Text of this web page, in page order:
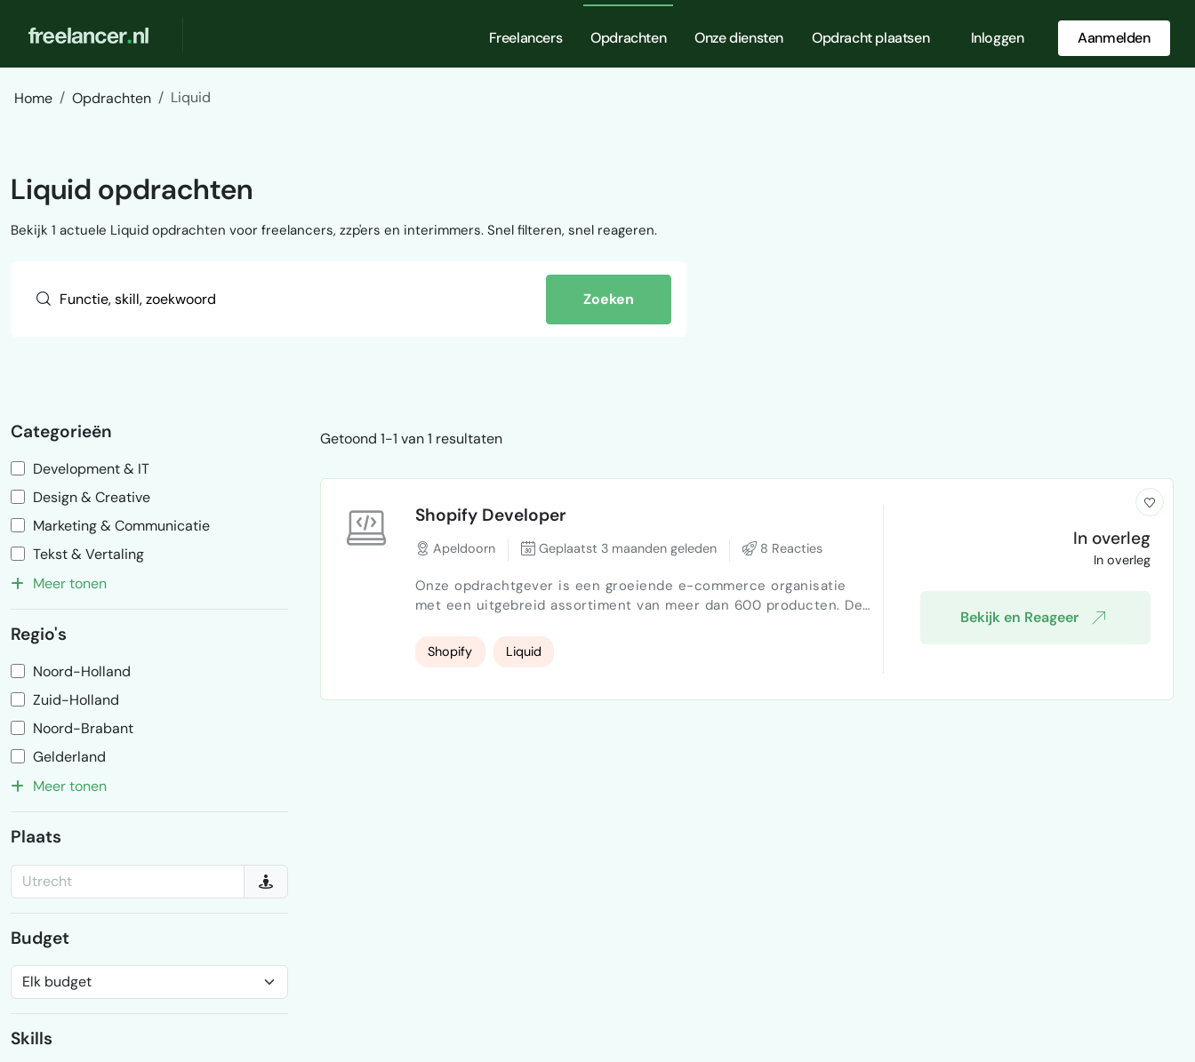
Freelancers Opdrachten Onze diensten Opdracht plaatsen Inloggen Aanmelden
Home Opdrachten Liquid
Liquid opdrachten
Bekijk 1 actuele Liquid opdrachten voor freelancers, zzp'ers en interimmers. Snel filteren, snel reageren.
Zoeken
Categorieën
Development & IT
Design & Creative
Marketing & Communicatie
Tekst & Vertaling
Meer tonen
Regio's
Noord-Holland
Zuid-Holland
Noord-Brabant
Gelderland
Meer tonen
Plaats
Budget
Skills
Getoond 1-1 van 1 resultaten
Shopify Developer
Apeldoorn Geplaatst 3 maanden geleden 8 Reacties
Onze opdrachtgever is een groeiende e-commerce organisatie
met een uitgebreid assortiment van meer dan 600 producten. De
schaalbare groei, efficiënte conversie en een professionele online
merkbeleving. Op dit moment ligt de uitdaging in het volledig
visueel als technisch, met …
Shopify Liquid
In overleg
In overleg
Bekijk en Reageer